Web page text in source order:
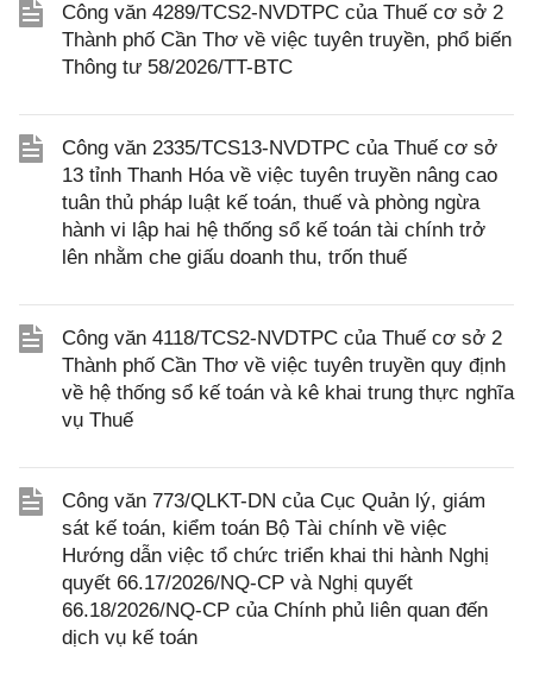
Công văn 4289/TCS2-NVDTPC của Thuế cơ sở 2
Thành phố Cần Thơ về việc tuyên truyền, phổ biến
Thông tư 58/2026/TT-BTC
Công văn 2335/TCS13-NVDTPC của Thuế cơ sở
13 tỉnh Thanh Hóa về việc tuyên truyền nâng cao
tuân thủ pháp luật kế toán, thuế và phòng ngừa
hành vi lập hai hệ thống sổ kế toán tài chính trở
lên nhằm che giấu doanh thu, trốn thuế
Công văn 4118/TCS2-NVDTPC của Thuế cơ sở 2
Thành phố Cần Thơ về việc tuyên truyền quy định
về hệ thống sổ kế toán và kê khai trung thực nghĩa
vụ Thuế
Công văn 773/QLKT-DN của Cục Quản lý, giám
sát kế toán, kiểm toán Bộ Tài chính về việc
Hướng dẫn việc tổ chức triển khai thi hành Nghị
quyết 66.17/2026/NQ-CP và Nghị quyết
66.18/2026/NQ-CP của Chính phủ liên quan đến
dịch vụ kế toán